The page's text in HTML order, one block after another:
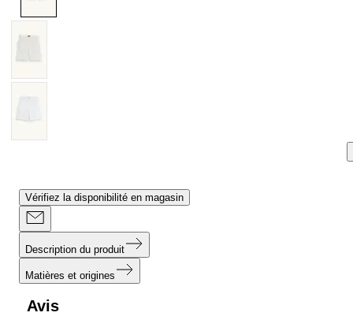
Vérifiez la disponibilité en magasin
Description du produit
Matières et origines
Avis